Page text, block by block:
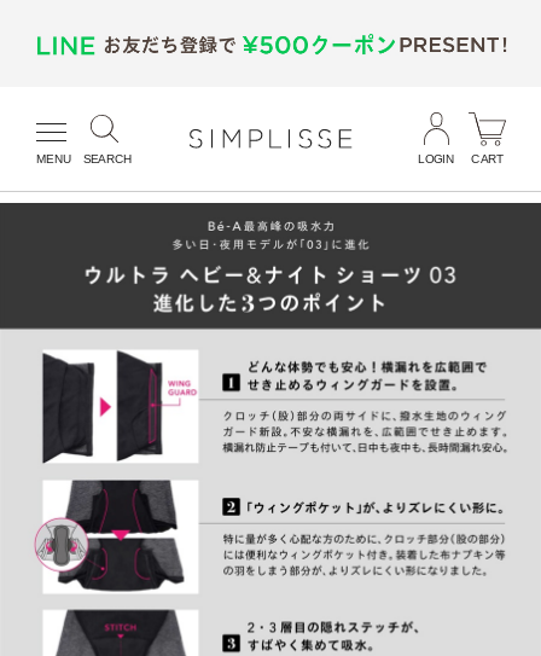
MENU SEARCH LOGIN CART